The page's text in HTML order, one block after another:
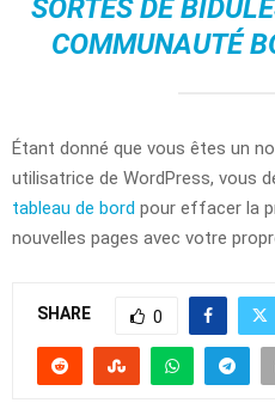
SORTES DE
COMMUNAUTÉ
Étant donné que vous êtes un
utilisatrice de WordPress, vous
tableau de bord pour effacer la
nouvelles pages avec votre
SHARE 0